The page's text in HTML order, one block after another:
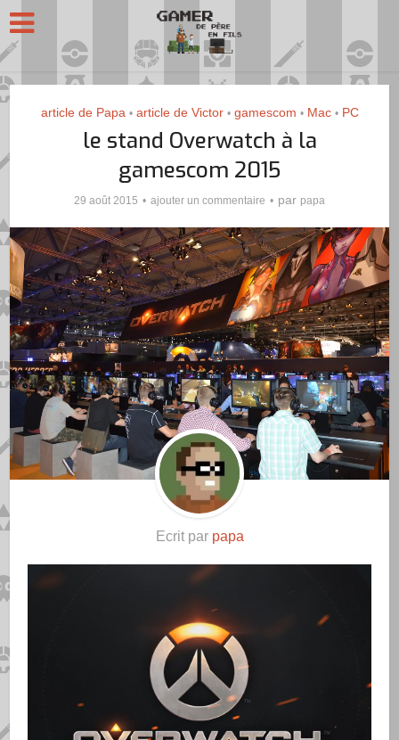
article de Papa • article de Victor • gamescom • Mac • PC
le stand Overwatch à la
gamescom 2015
29 août 2015 ajouter un commentaire par papa
Ecrit par papa